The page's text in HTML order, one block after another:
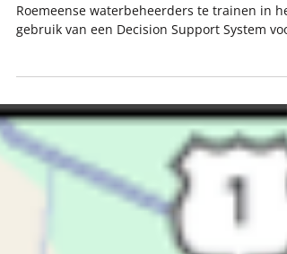
Roemenie
gebruik van een Decision Support System voor
het beheer van stuwmeren in Roemenie. Het
werd gefinancierd door het NWB Fonds en de
Blue Deal. Op basis van deze pilot wordt nu
gewerkt aan plannen voor implementatie in
hele land. Waterbeheer in Roemenie De
geomorfologie van Roemenië kenmerkt zich
door de Karpaten; een hooggebergte dat van
het noordoosten naar het westen door